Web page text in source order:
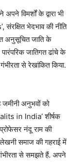
विमर्शों के द्वारा भी
भेदभाव की नीति
अनुसूचित जाति के
जातिगत ढांचे के
से रेखांकित किया.
अनुभवों को
in India’ शीर्षक
नंदू राम की
समाज की गहराई में
गंभीरता से समझते हैं. अपने